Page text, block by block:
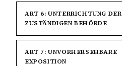
ART 6: UNTERRICHTUNG DER
ZUSTÄNDIGEN BEHÖRDE
ART 7: UNVORHERSEHBARE
EXPOSITION